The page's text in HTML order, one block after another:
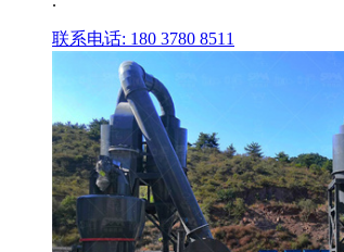
联系电话: 180 3780 8511